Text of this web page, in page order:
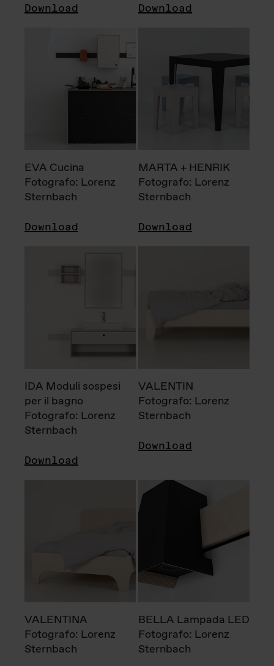
Download Download
EVA Cucina
Fotografo: Lorenz
Sternbach
Download
MARTA + HENRIK
Fotografo: Lorenz
Sternbach
Download
IDA Moduli sospesi
per il bagno
Fotografo: Lorenz
Sternbach
Download
VALENTIN
Fotografo: Lorenz
Sternbach
Download
VALENTINA
Fotografo: Lorenz
Sternbach
BELLA Lampada LED
Fotografo: Lorenz
Sternbach